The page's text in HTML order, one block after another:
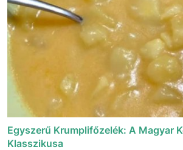
Egyszerű Krumplifőzelék: A Magyar
Klasszikusa